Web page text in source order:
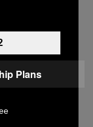
bisa
Meditasi
juga—
sering
Plans